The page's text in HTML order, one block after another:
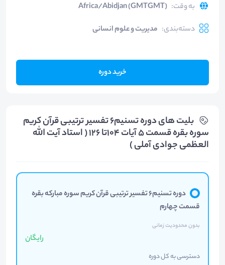
به وقت:
Africa/Abidjan (GMTGMT)
دسته‌بندی: مدیریت و علوم انسانی
خرید دوره
بلیت های دوره تسنیم6 تفسیر ترتیبی قرآن کریم
سوره بقره قسمت 5 آیات 104تا 126 ( استاد آیت الله
العظمی جوادی آملی )
دوره تسنیم6 تفسیر ترتیبی قرآن کریم سوره مبارکه بقره
قسمت چهارم
بدون محدودیت زمانی
رایگان
دسترسی به کل دوره